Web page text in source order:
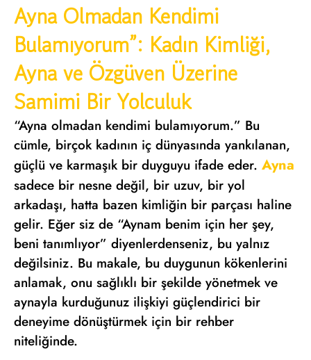
Ayna Olmadan Kendimi
Bulamıyorum”: Kadın Kimliği,
Ayna ve Özgüven Üzerine
Samimi Bir Yolculuk
“Ayna olmadan kendimi bulamıyorum.” Bu
cümle, birçok kadının iç dünyasında yankılanan,
güçlü ve karmaşık bir duyguyu ifade eder. Ayna
sadece bir nesne değil, bir uzuv, bir yol
arkadaşı, hatta bazen kimliğin bir parçası haline
gelir. Eğer siz de “Aynam benim için her şey,
beni tanımlıyor” diyenlerdenseniz, bu yalnız
değilsiniz. Bu makale, bu duygunun kökenlerini
anlamak, onu sağlıklı bir şekilde yönetmek ve
aynayla kurduğunuz ilişkiyi güçlendirici bir
deneyime dönüştürmek için bir rehber
niteliğinde.